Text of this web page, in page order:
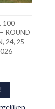
100
ROUND
24, 25